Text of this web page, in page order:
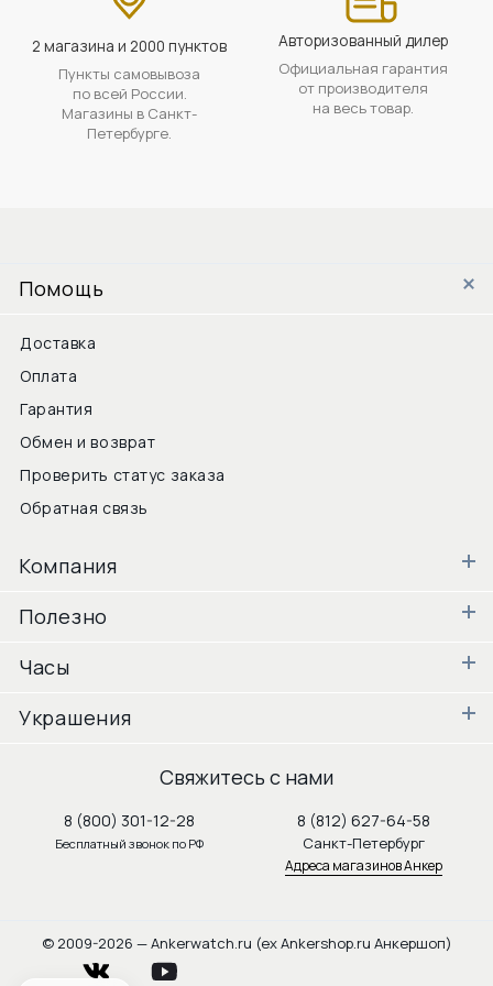
2 магазина и 2000 пунктов
Пункты самовывоза
по всей России.
Магазины в Санкт-
Петербурге.
Авторизованный дилер
Официальная гарантия
от производителя
на весь товар.
Помощь
Доставка
Оплата
Гарантия
Обмен и возврат
Проверить статус заказа
Обратная связь
Компания
Полезно
Часы
Украшения
Свяжитесь с нами
8 (800) 301-12-28
Бесплатный звонок по РФ
8 (812) 627-64-58
Санкт-Петербург
Адреса магазинов Анкер
© 2009-2026 — Ankerwatch.ru (ex Ankershop.ru Анкершоп)
vkontakte youtube